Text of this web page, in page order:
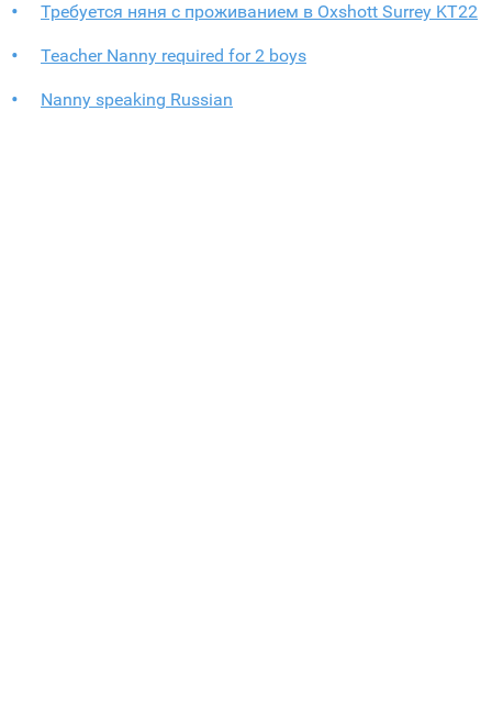
Требуется няня с проживанием в Oxshott Surrey KT22
Teacher Nanny required for 2 boys
Nanny speaking Russian